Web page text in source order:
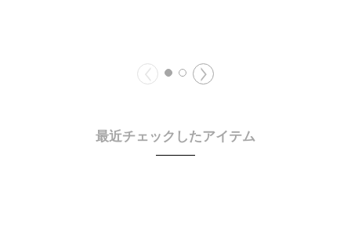
最近チェックしたアイテム